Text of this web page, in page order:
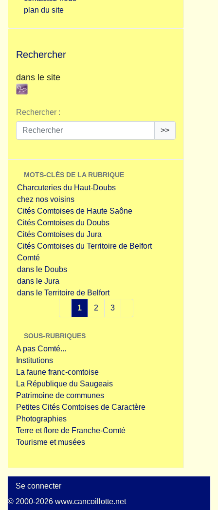
plan du site
Rechercher
dans le site
Rechercher :
>>
MOTS-CLÉS DE LA RUBRIQUE
Charcuteries du Haut-Doubs
chez nos voisins
Cités Comtoises de Haute Saône
Cités Comtoises du Doubs
Cités Comtoises du Jura
Cités Comtoises du Territoire de Belfort
Comté
dans le Doubs
dans le Jura
dans le Territoire de Belfort
1
2 3
SOUS-RUBRIQUES
A pas Comté...
Institutions
La faune franc-comtoise
La République du Saugeais
Patrimoine de communes
Petites Cités Comtoises de Caractère
Photographies
Terre et flore de Franche-Comté
Tourisme et musées
Se connecter
© 2000-2026 www.cancoillotte.net